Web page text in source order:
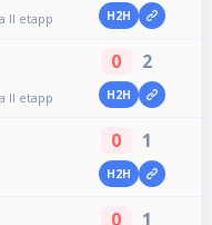
II etapp H2H
II etapp
0 2
H2H
0 1
H2H
0 1